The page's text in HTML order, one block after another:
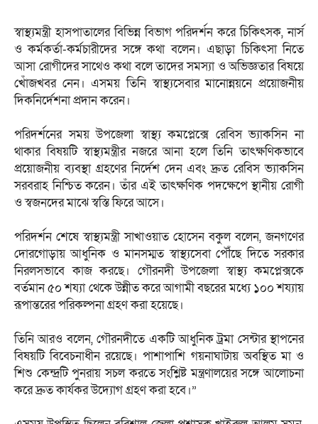
‎স্বাস্থ্যমন্ত্রী হাসপাতালের বিভিন্ন বিভাগ পরিদর্শন করে চিকিৎসক, নার্স
ও কর্মকর্তা-কর্মচারীদের সঙ্গে কথা বলেন। এছাড়া চিকিৎসা নিতে
আসা রোগীদের সাথেও কথা বলে তাদের সমস্যা ও অভিজ্ঞতার বিষয়ে
খোঁজখবর নেন। এসময় তিনি স্বাস্থ্যসেবার মানোন্নয়নে প্রয়োজনীয়
দিকনির্দেশনা প্রদান করেন।
‎পরিদর্শনের সময় উপজেলা স্বাস্থ্য কমপ্লেক্সে রেবিস ভ্যাকসিন না
থাকার বিষয়টি স্বাস্থ্যমন্ত্রীর নজরে আনা হলে তিনি তাৎক্ষণিকভাবে
প্রয়োজনীয় ব্যবস্থা গ্রহণের নির্দেশ দেন এবং দ্রুত রেবিস ভ্যাকসিন
সরবরাহ নিশ্চিত করেন। তাঁর এই তাৎক্ষণিক পদক্ষেপে স্থানীয় রোগী
ও স্বজনদের মাঝে স্বস্তি ফিরে আসে।
‎পরিদর্শন শেষে স্বাস্থ্যমন্ত্রী সাখাওয়াত হোসেন বকুল বলেন, জনগণের
দোরগোড়ায় আধুনিক ও মানসম্মত স্বাস্থ্যসেবা পৌঁছে দিতে সরকার
নিরলসভাবে কাজ করছে। গৌরনদী উপজেলা স্বাস্থ্য কমপ্লেক্সকে
বর্তমান ৫০ শয্যা থেকে উন্নীত করে আগামী বছরের মধ্যে ১০০ শয্যায়
রূপান্তরের পরিকল্পনা গ্রহণ করা হয়েছে।
‎তিনি আরও বলেন, গৌরনদীতে একটি আধুনিক ট্রমা সেন্টার স্থাপনের
বিষয়টি বিবেচনাধীন রয়েছে। পাশাপাশি গয়নাঘাটায় অবস্থিত মা ও
শিশু কেন্দ্রটি পুনরায় সচল করতে সংশ্লিষ্ট মন্ত্রণালয়ের সঙ্গে আলোচনা
করে দ্রুত কার্যকর উদ্যোগ গ্রহণ করা হবে।”